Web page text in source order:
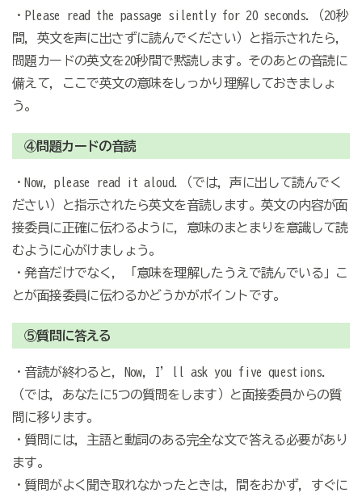
・Please read the passage silently for 20 seconds.（20秒
間，英文を声に出さずに読んでください）と指示されたら，
問題カードの英文を20秒間で黙読します。そのあとの音読に
備えて，ここで英文の意味をしっかり理解しておきましょ
う。
④問題カードの音読
・Now, please read it aloud.（では，声に出して読んでく
ださい）と指示されたら英文を音読します。英文の内容が面
接委員に正確に伝わるように，意味のまとまりを意識して読
むように心がけましょう。
・発音だけでなく，「意味を理解したうえで読んでいる」こ
とが面接委員に伝わるかどうかがポイントです。
⑤質問に答える
・音読が終わると，Now, I’ll ask you five questions.
（では，あなたに5つの質問をします）と面接委員からの質
問に移ります。
・質問には，主語と動詞のある完全な文で答える必要があり
ます。
・質問がよく聞き取れなかったときは，間をおかず，すぐに